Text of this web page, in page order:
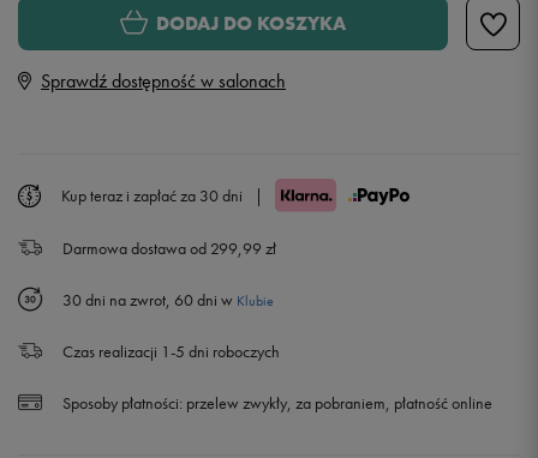
M
XL
DODAJ DO KOSZYKA
Sprawdź dostępność w salonach
Kup teraz i zapłać za 30 dni |
Darmowa dostawa od 299,99 zł
30 dni na zwrot, 60 dni w Klubie
Czas realizacji 1-5 dni roboczych
Sposoby płatności: przelew zwykły, za pobraniem, płatność online